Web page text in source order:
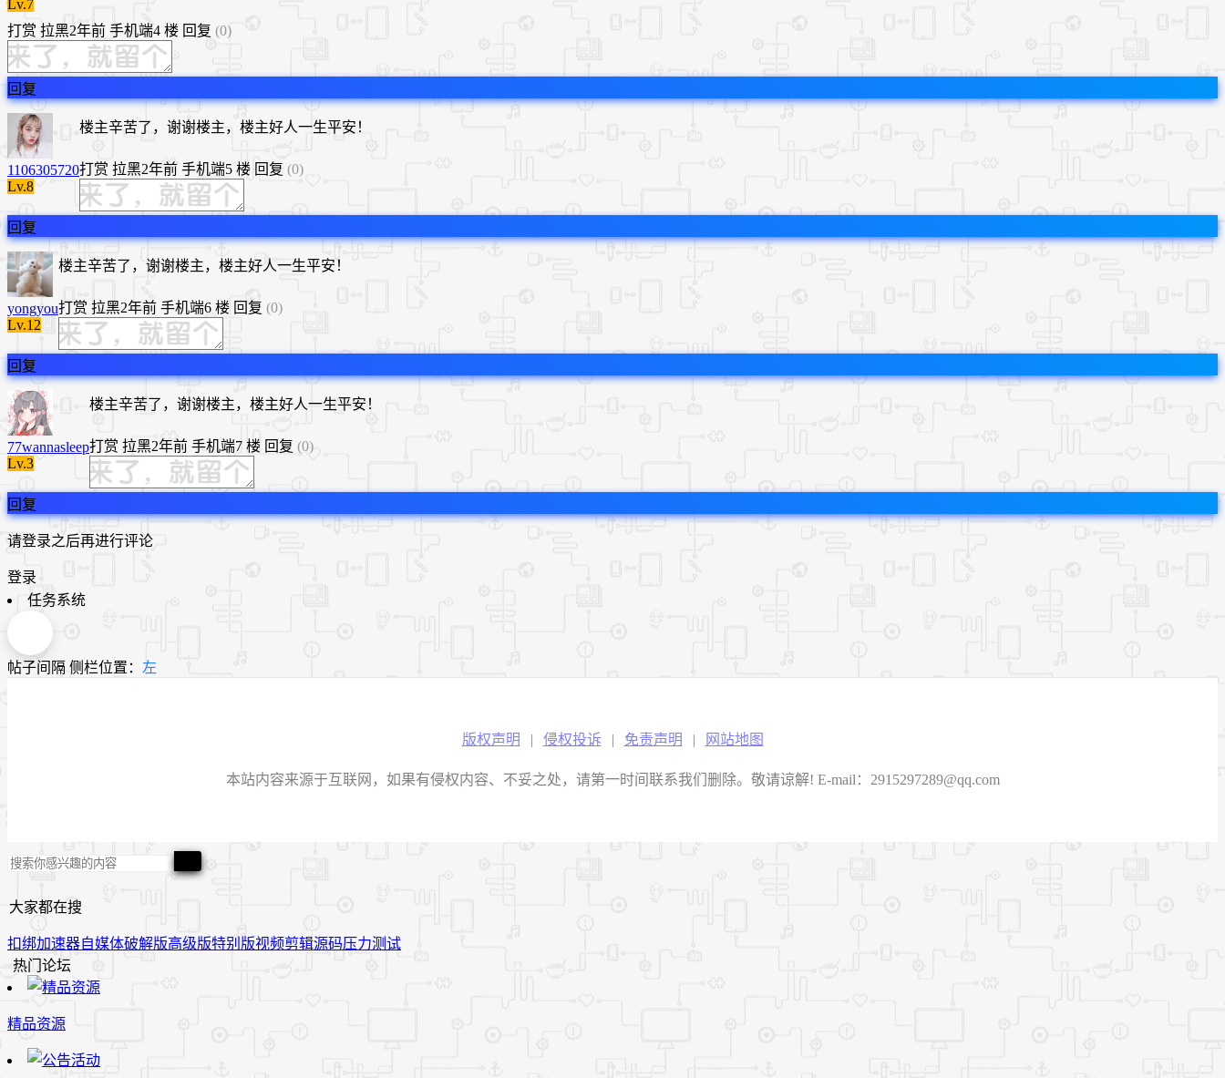
Lv.7
打赏 拉黑2年前 手机端4 楼 回复 (0)
回复
1106305720
Lv.8
楼主辛苦了，谢谢楼主，楼主好人一生平安！
打赏 拉黑2年前 手机端5 楼 回复 (0)
回复
yongyou
Lv.12
楼主辛苦了，谢谢楼主，楼主好人一生平安！
打赏 拉黑2年前 手机端6 楼 回复 (0)
回复
77wannasleep
Lv.3
楼主辛苦了，谢谢楼主，楼主好人一生平安！
打赏 拉黑2年前 手机端7 楼 回复 (0)
回复
请登录之后再进行评论
登录
任务系统
帖子间隔 侧栏位置： 左
版权声明 | 侵权投诉 | 免责声明 | 网站地图
本站内容来源于互联网，如果有侵权内容、不妥之处，请第一时间联系我们删除。敬请谅解! E-mail：2915297289@qq.com
大家都在搜
扣绑加速器自媒体破解版高级版特别版视频剪辑源码压力测试
热门论坛
精品资源